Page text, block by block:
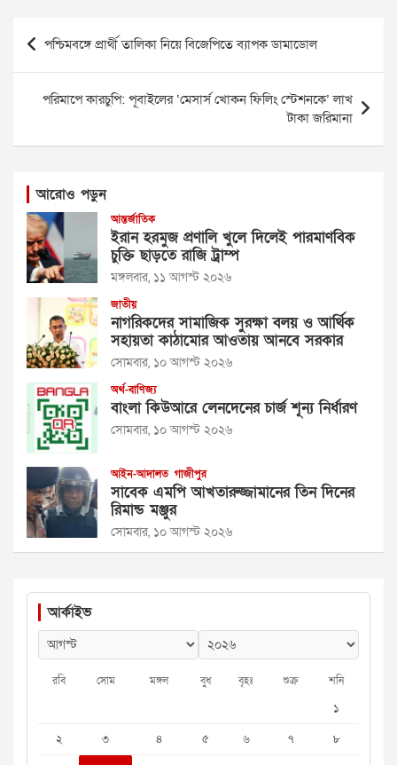
Post
navigation
পশ্চিমবঙ্গে প্রার্থী তালিকা নিয়ে বিজেপিতে ব্যাপক ডামাডোল
পরিমাপে কারচুপি: পূবাইলের ‘মেসার্স খোকন ফিলিং স্টেশনকে’ লাখ
টাকা জরিমানা
আরোও পড়ুন
আন্তর্জাতিক
ইরান হরমুজ প্রণালি খুলে দিলেই পারমাণবিক
চুক্তি ছাড়তে রাজি ট্রাম্প
মঙ্গলবার, ১১ আগস্ট ২০২৬
জাতীয়
নাগরিকদের সামাজিক সুরক্ষা বলয় ও আর্থিক
সহায়তা কাঠামোর আওতায় আনবে সরকার
সোমবার, ১০ আগস্ট ২০২৬
অর্থ-বাণিজ্য
বাংলা কিউআরে লেনদেনের চার্জ শূন্য নির্ধারণ
সোমবার, ১০ আগস্ট ২০২৬
আইন-আদালত গাজীপুর
সাবেক এমপি আখতারুজ্জামানের তিন দিনের
রিমান্ড মঞ্জুর
সোমবার, ১০ আগস্ট ২০২৬
আর্কাইভ
রবি সোম মঙ্গল বুধ বৃহঃ শুক্র শনি
১
২
৩ ৪ ৫ ৬ ৭
৮